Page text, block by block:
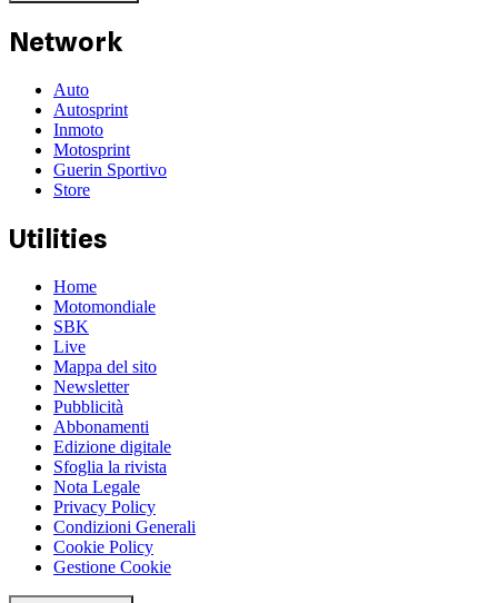
Network
Auto
Autosprint
Inmoto
Motosprint
Guerin Sportivo
Store
Utilities
Home
Motomondiale
SBK
Live
Mappa del sito
Newsletter
Pubblicità
Abbonamenti
Edizione digitale
Sfoglia la rivista
Nota Legale
Privacy Policy
Condizioni Generali
Cookie Policy
Gestione Cookie